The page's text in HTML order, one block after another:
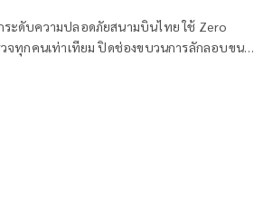
ระดับความปลอดภัยสนามบินไทย ใช้ Zero
จทุกคนเท่าเทียม ปิดช่องขบวนการลักลอบขน